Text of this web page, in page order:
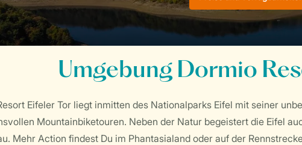
Umgebung Dormio
Eifeler Tor liegt inmitten des Nationalparks Eifel mit seiner
Mountainbiketouren. Neben der Natur begeistert die Eifel
Mehr Action findest Du im Phantasialand oder auf der